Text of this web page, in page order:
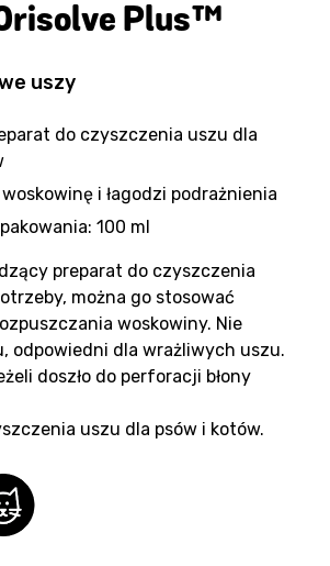
Plus™
uszy
do czyszczenia uszu dla
i łagodzi podrażnienia
100 ml
preparat do czyszczenia
można go stosować
woskowiny. Nie
odpowiedni dla wrażliwych uszu.
doszło do perforacji błony
uszu dla psów i kotów.